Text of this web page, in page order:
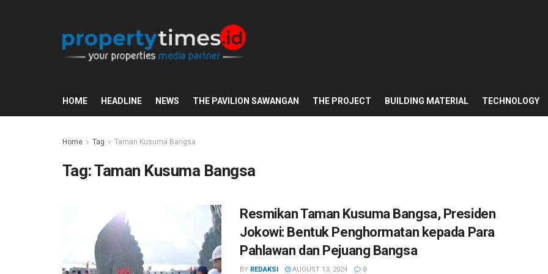
HOME HEADLINE NEWS THE PAVILION SAWANGAN THE PROJECT BUILDING MATERIAL TECHNOLOGY
Home Tag Taman Kusuma Bangsa
Tag:Taman Kusuma Bangsa
Resmikan Taman Kusuma Bangsa, Presiden
Jokowi: Bentuk Penghormatan kepada Para
Pahlawan dan Pejuang Bangsa
BY REDAKSI AUGUST 13, 2024 0